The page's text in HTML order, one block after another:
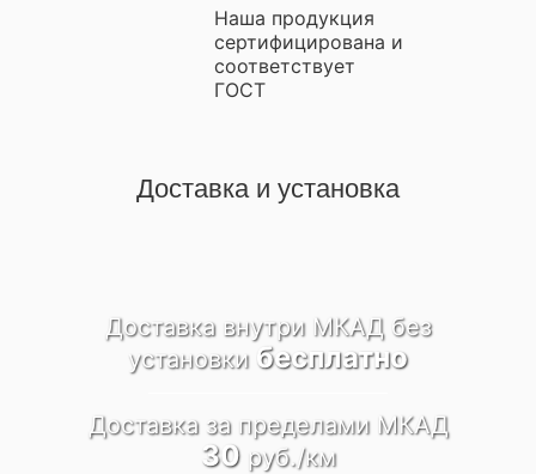
Наша продукция
сертифицирована и
соответствует
ГОСТ
Доставка и установка
Доставка внутри МКАД без
установки бесплатно
Доставка за пределами МКАД
30руб./км